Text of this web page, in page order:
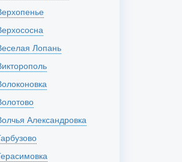
Верхопенье
Верхососна
Веселая Лопань
Викторополь
Волоконовка
Волотово
Волчья Александровка
Гарбузово
Герасимовка